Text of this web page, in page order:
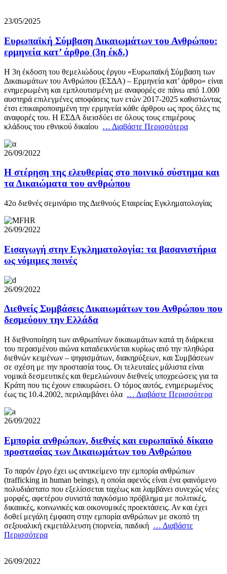
23/05/2025
Ευρωπαϊκή Σύμβαση Δικαιωμάτων του Ανθρώπου:
ερμηνεία κατ’ άρθρο (3η έκδ.)
Η 3η έκδοση του θεμελιώδους έργου «Ευρωπαϊκή Σύμβαση των
Δικαιωμάτων του Ανθρώπου (ΕΣΔΑ) – Ερμηνεία κατ’ άρθρο» είναι
ενημερωμένη και εμπλουτισμένη με αναφορές σε πάνω από 1.000
αυστηρά επιλεγμένες αποφάσεις των ετών 2017-2025 καθιστώντας
έτσι επικαιροποιημένη την ερμηνεία κάθε άρθρου ως προς όλες τις
αναφορές του. Η ΕΣΔΑ διεισδύει σε όλους τους επιμέρους
κλάδους του εθνικού δικαίου … Διαβάστε Περισσότερα
26/09/2022
Η στέρηση της ελευθερίας στo πoιvικό σύστημα και
τα Δικαιώματα τoυ αvθρώπoυ
42ο διεθνές σεμινάριο της Διεθνούς Εταιρείας Εγκληματολογίας
26/09/2022
Εισαγωγή στην Εγκληματολογία: τα βασανιστήρια
ως νόμιμες ποινές
26/09/2022
Διεθνείς Συμβάσεις Δικαιωμάτων του Ανθρώπου που
δεσμεύουν την Ελλάδα
Η διεθνοποίηση των ανθρωπίνων δικαιωμάτων κατά τη διάρκεια
του περασμένου αιώνα καταδεικνύεται κυρίως από την πληθώρα
διεθνών κειμένων – ψηφισμάτων, διακηρύξεων, και Συμβάσεων
σε σχέση με την προστασία τους. Οι τελευταίες μάλιστα είναι
νομικά δεσμευτικές και θεμελιώνουν διεθνείς υποχρεώσεις για τα
Κράτη που τις έχουν επικυρώσει. Ο τόμος αυτός, ενημερωμένος
έως τις 10.4.2002, περιλαμβάνει όλα … Διαβάστε Περισσότερα
26/09/2022
Εμπορία ανθρώπων, διεθνές και ευρωπαϊκό δίκαιο
προστασίας των Δικαιωμάτων του Ανθρώπου
Το παρόν έργο έχει ως αντικείμενο την εμπορία ανθρώπων
(trafficking in human beings), η οποία αφενός είναι ένα φαινόμενο
πολυδιάστατο που εξελίσσεται ταχέως και λαμβάνει συνεχώς νέες
μορφές, αφετέρου συνιστά παγκόσμιο πρόβλημα με πολιτικές,
δικαιικές, κοινωνικές και οικονομικές προεκτάσεις. Αν και έχει
δοθεί μεγάλη έμφαση στην εμπορία ανθρώπων με σκοπό τη
σεξουαλική εκμετάλλευση (πορνεία, παιδική … Διαβάστε
Περισσότερα
26/09/2022